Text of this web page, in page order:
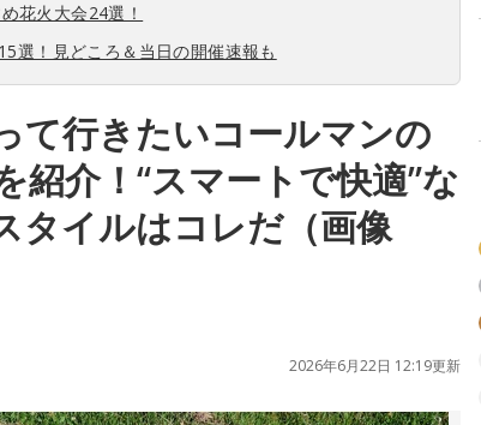
花火大会24選！
選！見どころ＆当日の開催速報も
て行きたいコールマンの
紹介！“スマートで快適”な
タイルはコレだ（画像
2026年6月22日 12:19更新